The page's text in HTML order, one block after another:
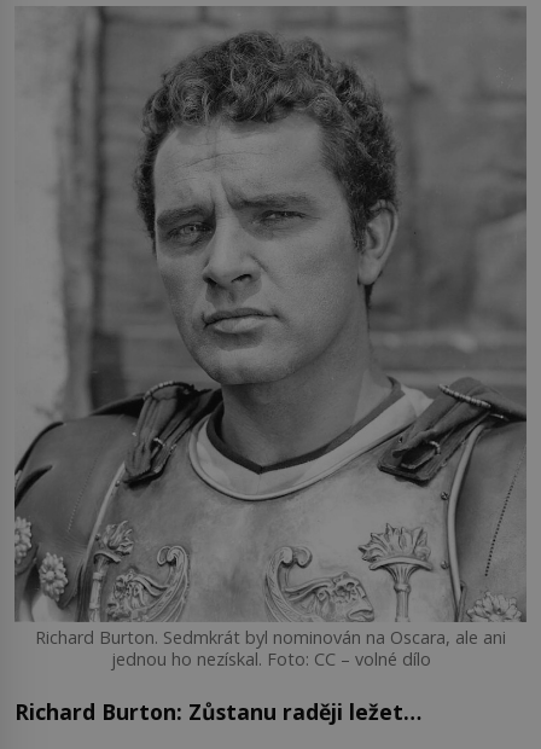
Richard Burton. Sedmkrát byl nominován na Oscara, ale ani
jednou ho nezískal. Foto: CC – volné dílo
Richard Burton: Zůstanu raději ležet…